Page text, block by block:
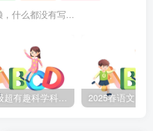
什么都没有写...
宝藏级超有趣科学科普动画《土豆逗严肃科普》第二季 百度网盘下载